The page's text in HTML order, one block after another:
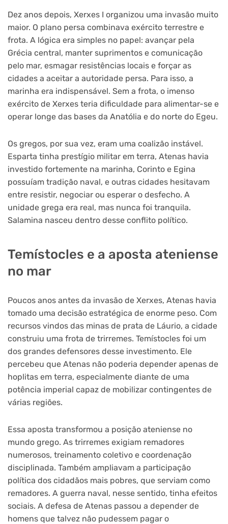
Dez anos depois, Xerxes I organizou uma invasão muito
maior. O plano persa combinava exército terrestre e
frota. A lógica era simples no papel: avançar pela
Grécia central, manter suprimentos e comunicação
pelo mar, esmagar resistências locais e forçar as
cidades a aceitar a autoridade persa. Para isso, a
marinha era indispensável. Sem a frota, o imenso
exército de Xerxes teria dificuldade para alimentar-se e
operar longe das bases da Anatólia e do norte do Egeu.
Os gregos, por sua vez, eram uma coalizão instável.
Esparta tinha prestígio militar em terra, Atenas havia
investido fortemente na marinha, Corinto e Egina
possuíam tradição naval, e outras cidades hesitavam
entre resistir, negociar ou esperar o desfecho. A
unidade grega era real, mas nunca foi tranquila.
Salamina nasceu dentro desse conflito político.
Temístocles e a aposta ateniense
no mar
Poucos anos antes da invasão de Xerxes, Atenas havia
tomado uma decisão estratégica de enorme peso. Com
recursos vindos das minas de prata de Láurio, a cidade
construiu uma frota de trirremes. Temístocles foi um
dos grandes defensores desse investimento. Ele
percebeu que Atenas não poderia depender apenas de
hoplitas em terra, especialmente diante de uma
potência imperial capaz de mobilizar contingentes de
várias regiões.
Essa aposta transformou a posição ateniense no
mundo grego. As trirremes exigiam remadores
numerosos, treinamento coletivo e coordenação
disciplinada. Também ampliavam a participação
política dos cidadãos mais pobres, que serviam como
remadores. A guerra naval, nesse sentido, tinha efeitos
sociais. A defesa de Atenas passou a depender de
homens que talvez não pudessem pagar o